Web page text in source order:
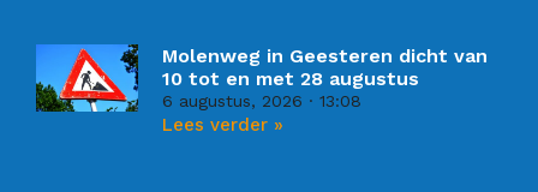
Molenweg in Geesteren dicht van
10 tot en met 28 augustus
6 augustus, 2026 13:08
Lees verder »